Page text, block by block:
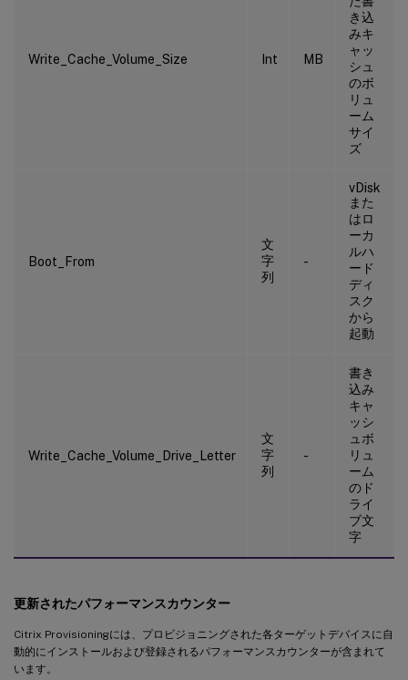
Write_Cache_Volume_Size Int MB
き込
みキ
ャッ
シュ
のボ
リュ
ーム
サイ
ズ
Boot_From
文
字
列
-
vDisk
また
はロ
ーカ
ルハ
ード
ディ
スク
から
起動
Write_Cache_Volume_Drive_Letter
文
字
列
-
書き
込み
キャ
ッシ
ュボ
リュ
ーム
のド
ライ
ブ文
字
更新されたパフォーマンスカウンター
Citrix Provisioningには、プロビジョニングされた各ターゲットデバイスに自
動的にインストールおよび登録されるパフォーマンスカウンターが含まれて
います。